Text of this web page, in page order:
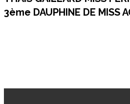
3ème DAUPHINE DE MISS